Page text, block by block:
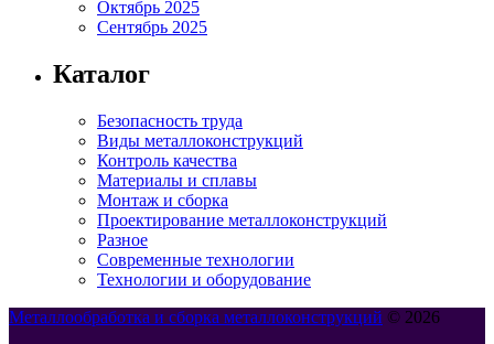
Октябрь 2025
Сентябрь 2025
Каталог
Безопасность труда
Виды металлоконструкций
Контроль качества
Материалы и сплавы
Монтаж и сборка
Проектирование металлоконструкций
Разное
Современные технологии
Технологии и оборудование
Металлообработка и сборка металлоконструкций © 2026